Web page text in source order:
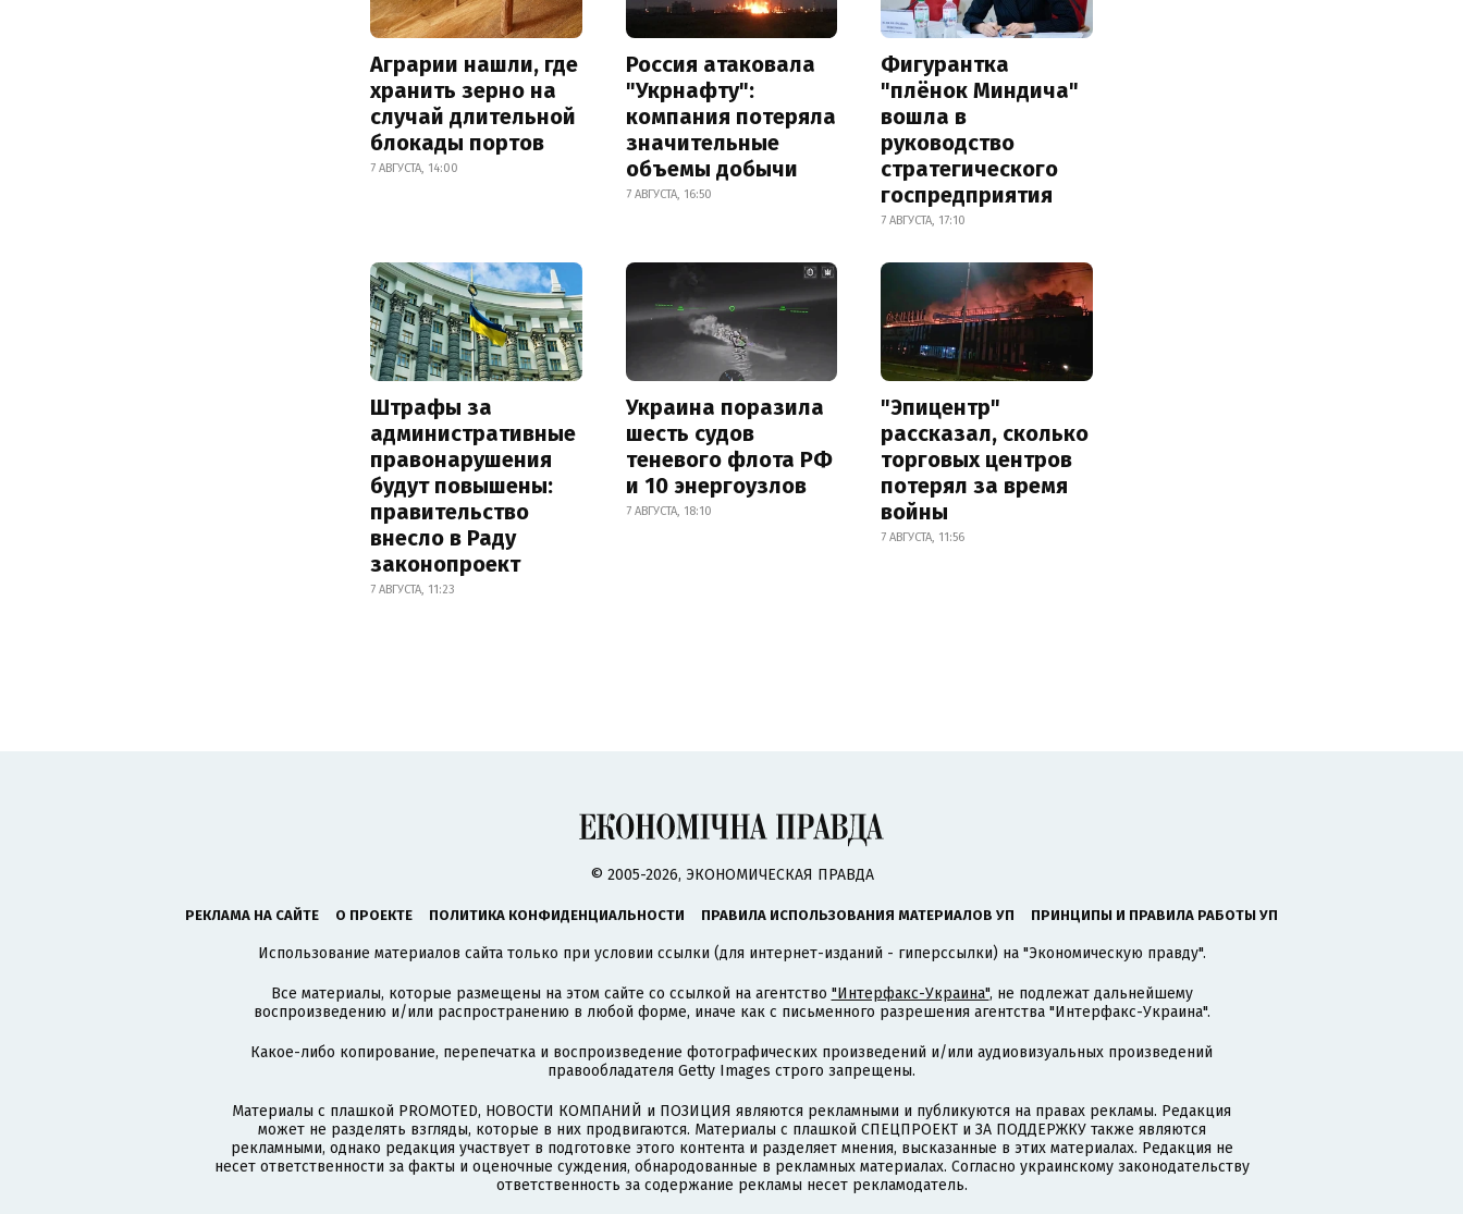
Аграрии нашли, где
хранить зерно на
случай длительной
блокады портов
7 АВГУСТА, 14:00
Россия атаковала
"Укрнафту":
компания потеряла
значительные
объемы добычи
7 АВГУСТА, 16:50
Фигурантка
"плёнок Миндича"
вошла в
руководство
стратегического
госпредприятия
7 АВГУСТА, 17:10
Штрафы за
административные
правонарушения
будут повышены:
правительство
внесло в Раду
законопроект
7 АВГУСТА, 11:23
Украина поразила
шесть судов
теневого флота РФ
и 10 энергоузлов
7 АВГУСТА, 18:10
"Эпицентр"
рассказал, сколько
торговых центров
потерял за время
войны
7 АВГУСТА, 11:56
© 2005-2026, ЭКОНОМИЧЕСКАЯ ПРАВДА
РЕКЛАМА НА САЙТЕ О ПРОЕКТЕ ПОЛИТИКА КОНФИДЕНЦИАЛЬНОСТИ ПРАВИЛА ИСПОЛЬЗОВАНИЯ МАТЕРИАЛОВ УП ПРИНЦИПЫ И ПРАВИЛА РАБОТЫ УП
Использование материалов сайта только при условии ссылки (для интернет-изданий - гиперссылки) на "Экономическую правду".
Все материалы, которые размещены на этом сайте со ссылкой на агентство "Интерфакс-Украина", не подлежат дальнейшему
воспроизведению и/или распространению в любой форме, иначе как с письменного разрешения агентства "Интерфакс-Украина".
Какое-либо копирование, перепечатка и воспроизведение фотографических произведений и/или аудиовизуальных произведений
правообладателя Getty Images строго запрещены.
Материалы с плашкой PROMOTED, НОВОСТИ КОМПАНИЙ и ПОЗИЦИЯ являются рекламными и публикуются на правах рекламы. Редакция
может не разделять взгляды, которые в них продвигаются. Материалы с плашкой СПЕЦПРОЕКТ и ЗА ПОДДЕРЖКУ также являются
рекламными, однако редакция участвует в подготовке этого контента и разделяет мнения, высказанные в этих материалах. Редакция не
несет ответственности за факты и оценочные суждения, обнародованные в рекламных материалах. Согласно украинскому законодательству
ответственность за содержание рекламы несет рекламодатель.